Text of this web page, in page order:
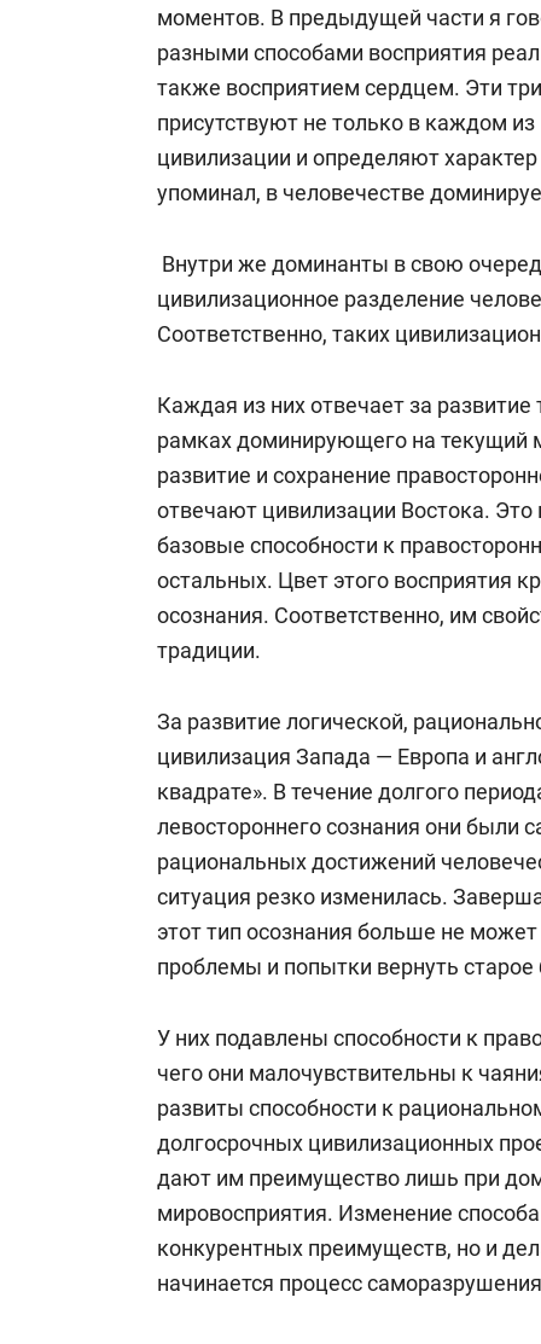
моментов. В предыдущей части я
разными способами восприятия
также восприятием сердцем. Эти
присутствуют не только в каждом
цивилизации и определяют
упоминал, в человечестве
Внутри же доминанты в свою
цивилизационное разделение
Соответственно, таких
Каждая из них отвечает за развитие
рамках доминирующего на текущий
развитие и сохранение
отвечают цивилизации Востока.
базовые способности к
остальных. Цвет этого восприятия
осознания. Соответственно, им
традиции.
За развитие логической,
цивилизация Запада — Европа и
квадрате». В течение долгого
левостороннего сознания они
рациональных достижений
ситуация резко изменилась.
этот тип осознания больше не
проблемы и попытки вернуть старое
У них подавлены способности к
чего они малочувствительны к
развиты способности к
долгосрочных цивилизационных
дают им преимущество лишь при
мировосприятия. Изменение
конкурентных преимуществ, но и
начинается процесс